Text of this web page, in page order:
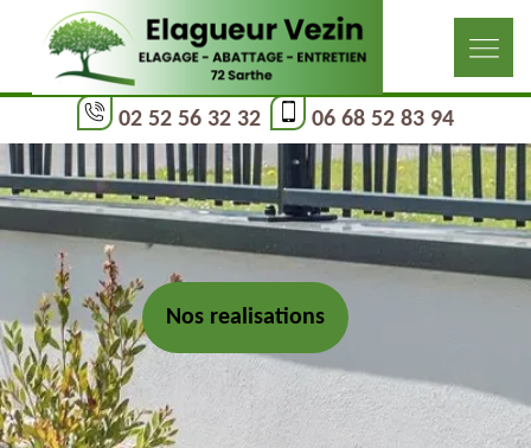
02 52 56 32 32 06 68 52 83 94
Nos realisations